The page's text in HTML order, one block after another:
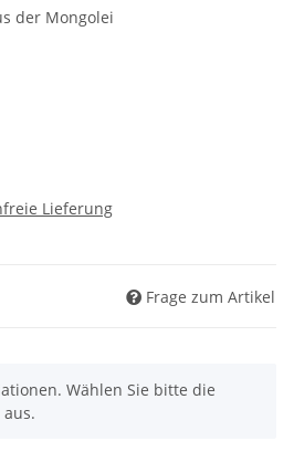
der Mongolei
Lieferung
Frage zum Artikel
Wählen Sie bitte die